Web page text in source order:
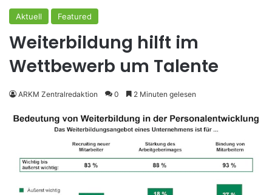
Aktuell Featured
Weiterbildung hilft im
Wettbewerb um Talente
ARKM Zentralredaktion 0 2 Minuten gelesen